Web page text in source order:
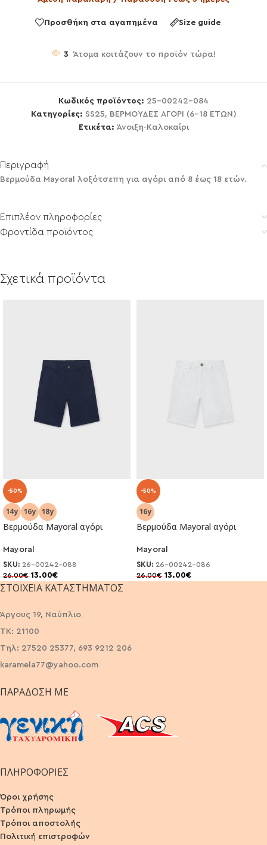
Προσθήκη στα αγαπημένα Size guide
3 Άτομα κοιτάζουν το προϊόν τώρα!
Κωδικός προϊόντος: 25-00242-084
Κατηγορίες: SS25, ΒΕΡΜΟΥΔΕΣ ΑΓΟΡΙ (6-18 ΕΤΩΝ)
Ετικέτα: Άνοιξη-Καλοκαίρι
Περιγραφή
Βερμούδα Mayoral λοξότσεπη για αγόρι από 8 έως 18 ετών.
Επιπλέον πληροφορίες
Φροντίδα προϊόντος
Σχετικά προϊόντα
-50%
Βερμούδα Mayoral αγόρι
Mayoral
SKU: 26-00242-088
26.00€ 13.00€
-50%
Βερμούδα Mayoral αγόρι
Mayoral
SKU: 26-00242-086
26.00€ 13.00€
ΣΤΟΙΧΕΊΑ ΚΑΤΑΣΤΉΜΑΤΟΣ
Άργους 19, Ναύπλιο
ΤΚ: 21100
Τηλ: 27520 25377, 693 9212 206
karamela77@yahoo.com
ΠΑΡΆΔΟΣΗ ΜΕ
ΠΛΗΡΟΦΟΡΙΕΣ
Όροι χρήσης
Τρόποι πληρωμής
Τρόποι αποστολής
Πολιτική επιστροφών